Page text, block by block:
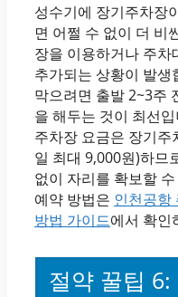
성수기에 장기주차장
면 어쩔 수 없이 더 비
장을 이용하거나 주차
추가되는 상황이 발생
막으려면 출발 2~3주
을 해두는 것이 최선
주차장 요금은 장기주
일 최대 9,000원)하므
없이 자리를 확보할
예약 방법은 인천공항
방법 가이드에서 확인
절약 꿀팁 6: